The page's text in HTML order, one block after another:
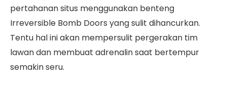
pertahanan situs menggunakan benteng
Irreversible Bomb Doors yang sulit dihancurkan.
Tentu hal ini akan mempersulit pergerakan tim
lawan dan membuat adrenalin saat bertempur
semakin seru.